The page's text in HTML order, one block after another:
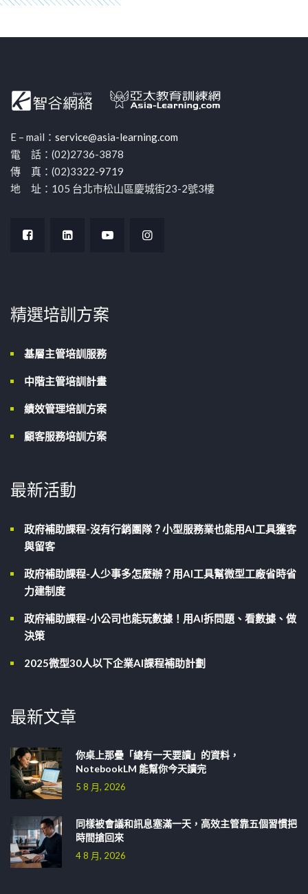
E – mail： service@asia-learning.com
電 話：(02)2736-3878
傳 真：(02)3322-9719
地 址：105 台北市松山區慶城街23-2號3樓
精選培訓方案
基層主管培訓服務
中階主管培訓計畫
績效管理培訓方案
顧客服務培訓方案
最新活動
政府補助課程-沒有行銷團隊？小型服務業也能用AI工具獲客
與留客
政府補助課程-人少事多怎麼辦？用AI工具幫微型工廠省時省
力建制度
政府補助課程-小公司也能玩數據！用AI拆問題、看數據、做
決策
2025微型30人以下企業AI課程補助計劃
最新文章
你桌上那疊「總有一天要讀」的資料，
NotebookLM 能幫你今天讀完
5 8 月, 2026
同樣被會議和訊息塞滿一天，高效主管靠五個習慣把
時間搶回來
4 8 月, 2026